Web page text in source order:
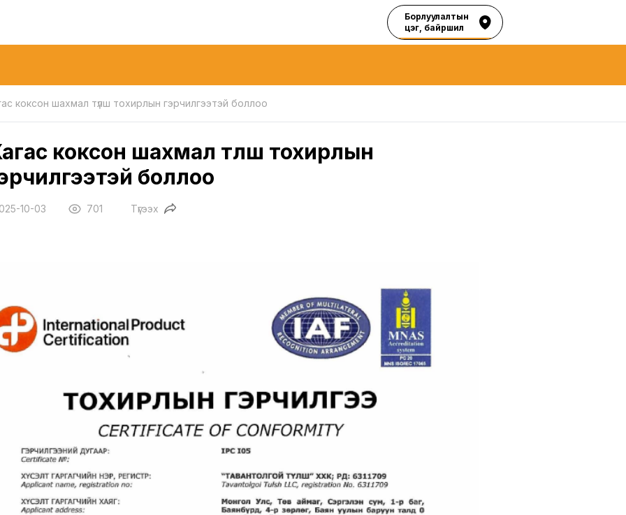
Борлуулалтын
цэг, байршил
коксон шахмал түлш тохирлын гэрчилгээтэй боллоо
коксон шахмал түлш тохирлын
боллоо
10-03 701 Түгээх